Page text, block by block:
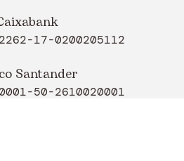
17-0200205112
Santander
50-2610020001